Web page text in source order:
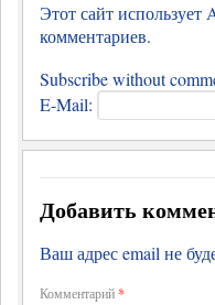
Этот сайт
комментариев.
Subscribe without
E-Mail:
Добавить
Ваш адрес email не
Комментарий*